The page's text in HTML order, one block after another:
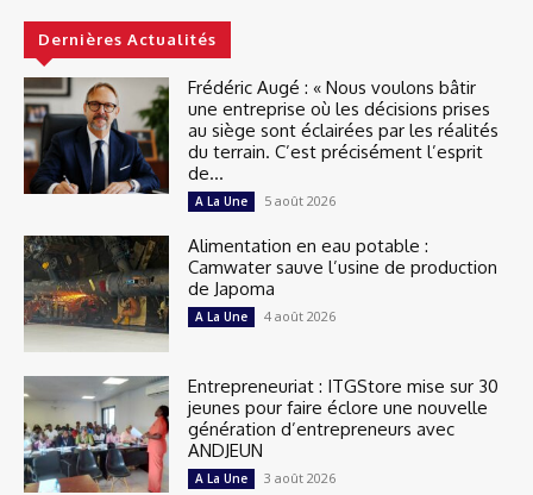
Dernières Actualités
Frédéric Augé : « Nous voulons bâtir
une entreprise où les décisions prises
au siège sont éclairées par les réalités
du terrain. C’est précisément l’esprit
de...
A La Une 5 août 2026
Alimentation en eau potable :
Camwater sauve l’usine de production
de Japoma
A La Une 4 août 2026
Entrepreneuriat : ITGStore mise sur 30
jeunes pour faire éclore une nouvelle
génération d’entrepreneurs avec
ANDJEUN
A La Une 3 août 2026